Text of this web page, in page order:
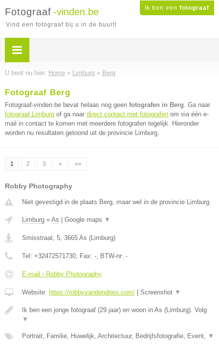
Ik ben een fotograaf
Fotograaf -vinden.be
Vind een fotograaf bij u in de buurt!
U bent nu hier: Home » Limburg » Berg
Fotograaf Berg
Fotograaf-vinden.be bevat helaas nog geen fotografen in Berg. Ga naar
fotograaf Limburg of ga naar direct contact met fotografen om via één e-
mail in contact te komen met meerdere fotografen tegelijk. Hieronder
worden nu resultaten getoond uit de provincie Limburg.
1 2 3 » »»
Robby Photography
Niet gevestigd in de plaats Berg, maar wel in de provincie Limburg.
Limburg » As Google maps ▼
Smisstraat, 5, 3665 As (Limburg)
Tel: +32472571730, Fax: -, BTW-nr: -
E-mail › Robby Photography
Website: https://robbyvandendries.com/ Screenshot ▼
Ik ben een jonge fotograaf (29 jaar) en woon in As (Limburg). Volg
▼
Portrait, Familie, Huwelijk, Architectuur, Bedrijfsfotografie, Event, ▼